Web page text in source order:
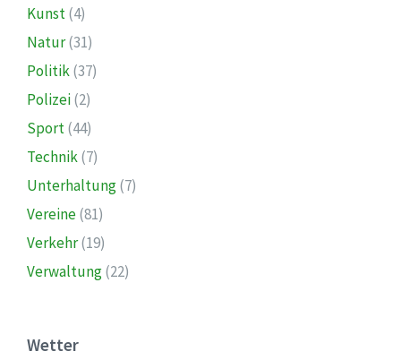
Kunst(4)
Natur(31)
Politik(37)
Polizei(2)
Sport(44)
Technik(7)
Unterhaltung(7)
Vereine(81)
Verkehr(19)
Verwaltung(22)
Wetter